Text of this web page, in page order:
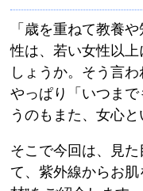
「歳を重ねて教養
性は、若い女性以
しょうか。そう言
やっぱり「いつま
うのもまた、女心と
そこで今回は、見
て、紫外線からお